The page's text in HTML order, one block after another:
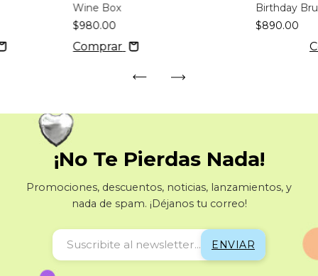
Wine Box
$980.00
Comprar
Birthday
$890.00
¡No Te Pierdas Nada!
Promociones, descuentos, noticias, lanzamientos, y
nada de spam. ¡Déjanos tu correo!